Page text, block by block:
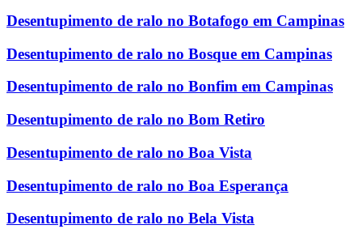
Desentupimento de ralo no Botafogo em Campinas
Desentupimento de ralo no Bosque em Campinas
Desentupimento de ralo no Bonfim em Campinas
Desentupimento de ralo no Bom Retiro
Desentupimento de ralo no Boa Vista
Desentupimento de ralo no Boa Esperança
Desentupimento de ralo no Bela Vista